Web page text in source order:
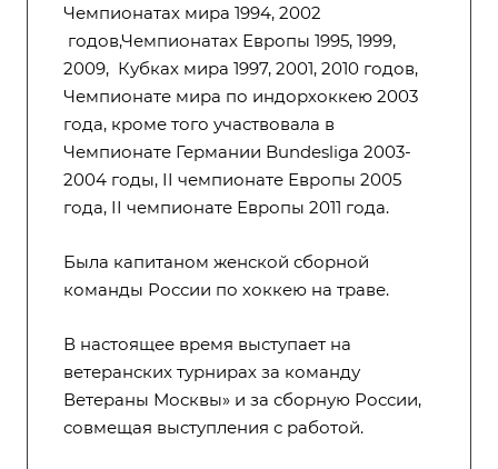
Чемпионатах мира 1994, 2002
годов,Чемпионатах Европы 1995, 1999,
2009, Кубках мира 1997, 2001, 2010 годов,
Чемпионате мира по индорхоккею 2003
года, кроме того участвовала в
Чемпионате Германии Bundesliga 2003-
2004 годы, II чемпионате Европы 2005
года, II чемпионате Европы 2011 года.
Была капитаном женской сборной
команды России по хоккею на траве.
В настоящее время выступает на
ветеранских турнирах за команду
Ветераны Москвы» и за сборную России,
совмещая выступления с работой.